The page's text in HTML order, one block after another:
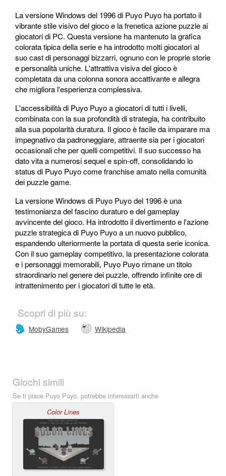
La versione Windows del 1996 di Puyo Puyo ha portato il
vibrante stile visivo del gioco e la frenetica azione puzzle ai
giocatori di PC. Questa versione ha mantenuto la grafica
colorata tipica della serie e ha introdotto molti giocatori al
suo cast di personaggi bizzarri, ognuno con le proprie storie
e personalità uniche. L'attrattiva visiva del gioco è
completata da una colonna sonora accattivante e allegra
che migliora l'esperienza complessiva.
L'accessibilità di Puyo Puyo a giocatori di tutti i livelli,
combinata con la sua profondità di strategia, ha contribuito
alla sua popolarità duratura. Il gioco è facile da imparare ma
impegnativo da padroneggiare, attraente sia per i giocatori
occasionali che per quelli competitivi. Il suo successo ha
dato vita a numerosi sequel e spin-off, consolidando lo
status di Puyo Puyo come franchise amato nella comunità
dei puzzle game.
La versione Windows di Puyo Puyo del 1996 è una
testimonianza del fascino duraturo e del gameplay
avvincente del gioco. Ha introdotto il divertimento e l'azione
puzzle strategica di Puyo Puyo a un nuovo pubblico,
espandendo ulteriormente la portata di questa serie iconica.
Con il suo gameplay competitivo, la presentazione colorata
e i personaggi memorabili, Puyo Puyo rimane un titolo
straordinario nel genere dei puzzle, offrendo infinite ore di
intrattenimento per i giocatori di tutte le età.
Scopri di più su:
MobyGames Wikipedia
Giochi simili
Se ti piace Puyo Puyo, potrebbe interessarti anche
Color Lines